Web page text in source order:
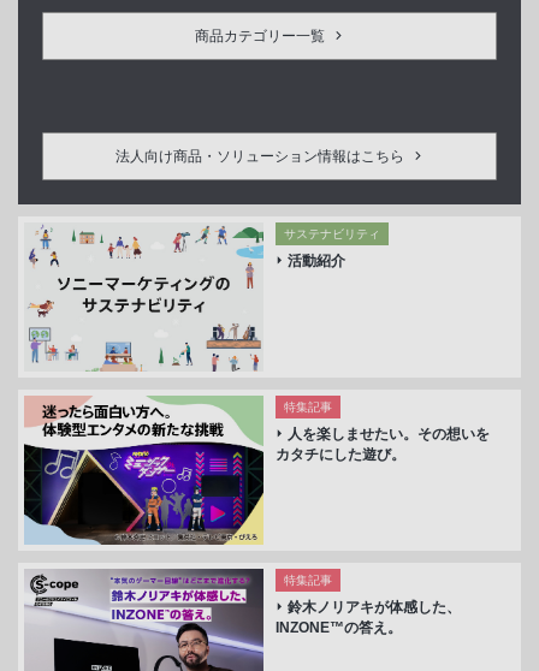
商品カテゴリー一覧
法人向け商品・ソリューション情報はこちら
サステナビリティ
活動紹介
特集記事
人を楽しませたい。その想いを
カタチにした遊び。
特集記事
鈴木ノリアキが体感した、
INZONE™の答え。